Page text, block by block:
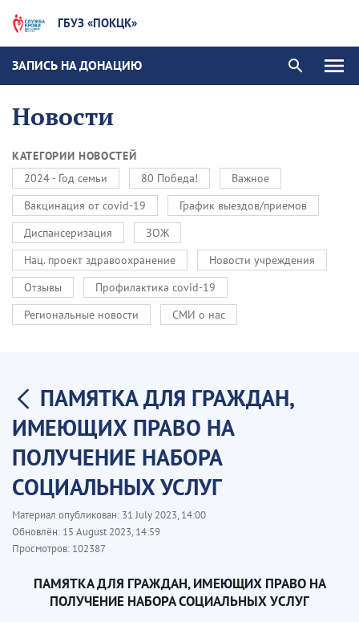
ГБУЗ «ПОКЦК»
ЗАПИСЬ НА ДОНАЦИЮ
Новости
КАТЕГОРИИ НОВОСТЕЙ
2024 - Год семьи
80 Победа!
Важное
Вакцинация от covid-19
График выездов/приемов
Диспансеризация
ЗОЖ
Нац. проект здравоохранение
Новости учреждения
Отзывы
Профилактика covid-19
Региональные новости
СМИ о нас
ПАМЯТКА ДЛЯ ГРАЖДАН,
ИМЕЮЩИХ ПРАВО НА
ПОЛУЧЕНИЕ НАБОРА
СОЦИАЛЬНЫХ УСЛУГ
Материал опубликован: 31 July 2023, 14:00
Обновлён: 15 August 2023, 14:59
Просмотров: 102387
ПАМЯТКА ДЛЯ ГРАЖДАН, ИМЕЮЩИХ ПРАВО НА
ПОЛУЧЕНИЕ НАБОРА СОЦИАЛЬНЫХ УСЛУГ